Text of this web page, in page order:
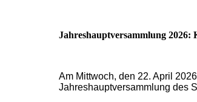
Jahreshauptversammlung
Am Mittwoch, den 22. April
Jahreshauptversammlung des